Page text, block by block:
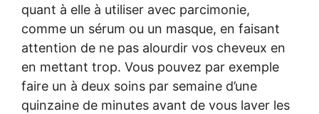
quant à elle à utiliser avec parcimonie,
comme un sérum ou un masque, en faisant
attention de ne pas alourdir vos cheveux en
en mettant trop. Vous pouvez par exemple
faire un à deux soins par semaine d’une
quinzaine de minutes avant de vous laver les